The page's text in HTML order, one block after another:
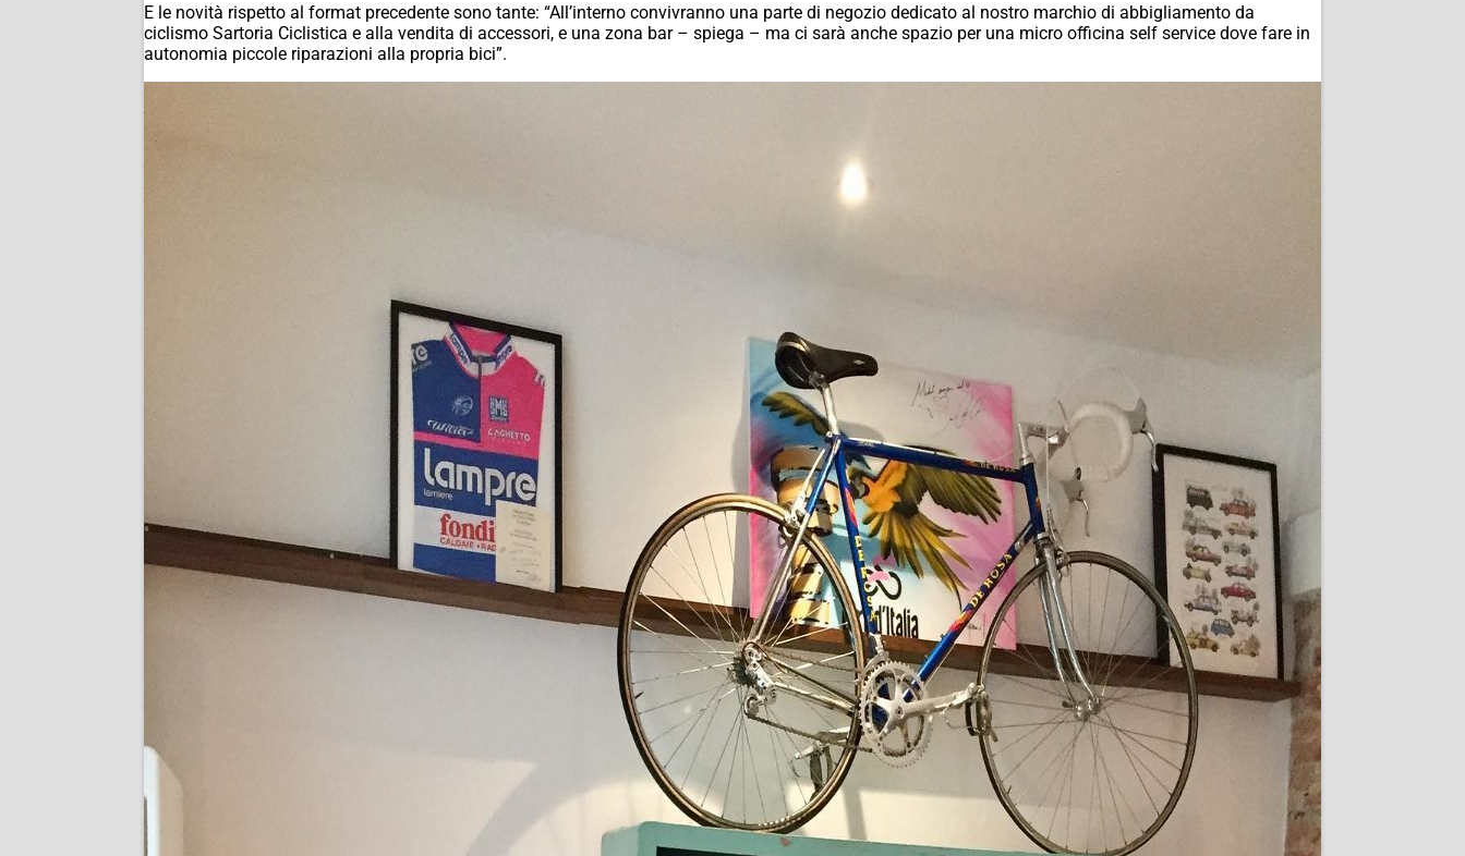
E le novità rispetto al format precedente sono tante: “All’interno convivranno una parte di negozio dedicato al nostro marchio di abbigliamento da
ciclismo Sartoria Ciclistica e alla vendita di accessori, e una zona bar – spiega – ma ci sarà anche spazio per una micro officina self service dove fare in
autonomia piccole riparazioni alla propria bici”.